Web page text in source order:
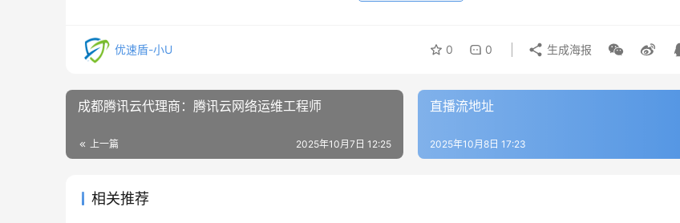
优速盾-小U 0 0 生成海报
成都腾讯云代理商：腾讯云网络运维工程师
上一篇 2025年10月7日 12:25
直播流地址
2025年10月8日 17:23
相关推荐